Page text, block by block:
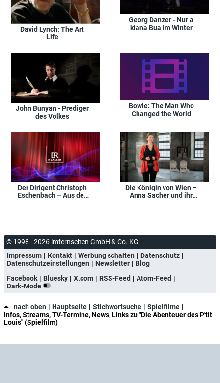
David Lynch: The Art
Life
Georg Danzer - Nur a
klana Bua im Winter
John Bunyan - Prediger
des Volkes
Bowie: The Man Who
Changed the World
Der Dirigent Christoph
Eschenbach – Aus der
Die Königin von Wien –
Anna Sacher und ihr
© 1998 - 2026 imfernsehen GmbH & Co. KG
Impressum
Kontakt Werbung schalten
Datenschutz
Datenschutzeinstellungen
Newsletter
Blog
Facebook
Bluesky X.com RSS-Feed
Atom-Feed
Dark-Mode
nach oben Hauptseite Stichwortsuche
Spielfilme
Infos, Streams, TV-Termine, News, Links zu "Die Abenteuer des P'tit
Louis" (Spielfilm)